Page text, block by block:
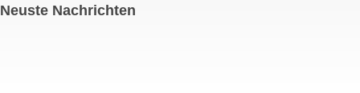
Neuste Nachrichten